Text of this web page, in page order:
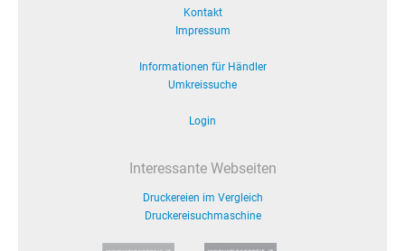
Kontakt
Impressum
Informationen für Händler
Umkreissuche
Login
Interessante Webseiten
Druckereien im Vergleich
Druckereisuchmaschine